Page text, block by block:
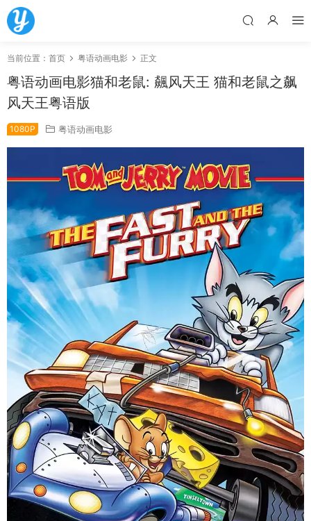
当前位置： 首页 粤语动画电影 正文
粤语动画电影猫和老鼠: 飆风天王 猫和老鼠之飙
风天王粤语版
1080P 粤语动画电影